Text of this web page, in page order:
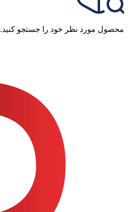
محصول مورد نظر خود را جستجو کنید.